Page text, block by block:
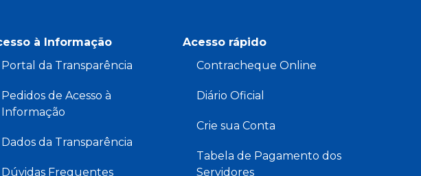
à Informação
Portal da Transparência
Pedidos de Acesso à
Informação
Dados da Transparência
Dúvidas Frequentes
Acesso rápido
Contracheque Online
Diário Oficial
Crie sua Conta
Tabela de Pagamento dos
Servidores